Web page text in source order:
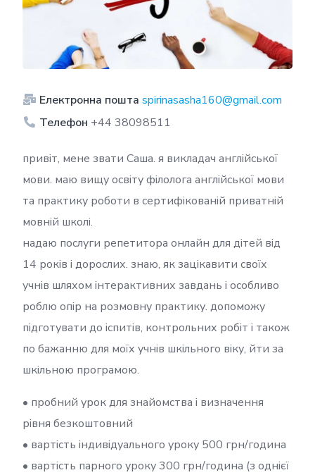
Електронна пошта spirinasasha160@gmail.com
Телефон +44 38098511
привіт, мене звати Саша. я викладач англійської
мови. маю вищу освіту філолога англійської мови
та практику роботи в сертифікованій приватній
мовній школі.
надаю послуги репетитора онлайн для дітей від
14 років і дорослих. знаю, як зацікавити своїх
учнів шляхом інтерактивних завдань і особливо
роблю опір на розмовну практику. допоможу
підготувати до іспитів, контрольних робіт і також
по бажанню для моїх учнів шкільного віку, йти за
шкільною програмою.
• пробний урок для знайомства і визначення
рівня безкоштовний
• вартість індивідуального уроку 500 грн/година
• вартість парного уроку 300 грн/година (з однієї